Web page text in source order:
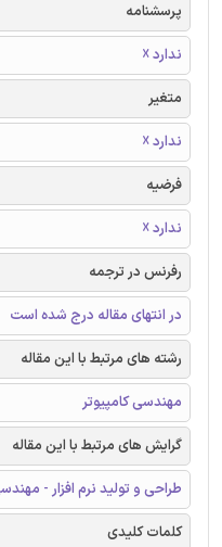
پرسشنامه
ندارد ☓
متغیر
ندارد ☓
فرضیه
ندارد ☓
رفرنس در ترجمه
در انتهای مقاله درج شده است
رشته های مرتبط با این مقاله
مهندسی کامپیوتر
گرایش های مرتبط با این مقاله
طراحی و تولید نرم افزار -
کلمات کلیدی